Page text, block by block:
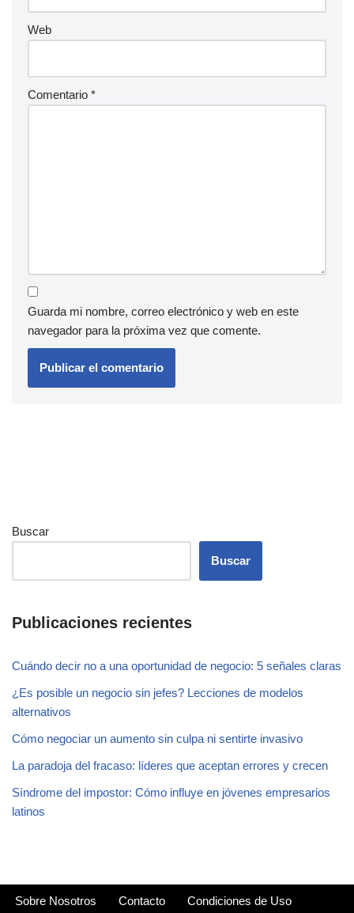
Web
Comentario *
Guarda mi nombre, correo electrónico y web en este
navegador para la próxima vez que comente.
Buscar
Buscar
Publicaciones recientes
Cuándo decir no a una oportunidad de negocio: 5 señales claras
¿Es posible un negocio sin jefes? Lecciones de modelos
alternativos
Cómo negociar un aumento sin culpa ni sentirte invasivo
La paradoja del fracaso: líderes que aceptan errores y crecen
Síndrome del impostor: Cómo influye en jóvenes empresarios
latinos
Sobre Nosotros Contacto Condiciones de Uso